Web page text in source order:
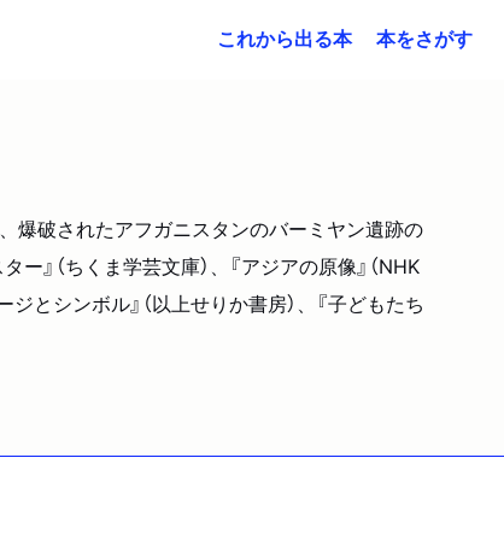
これから出る本 本をさがす
爆破されたアフガニスタンのバーミヤン遺跡の
』（ちくま学芸文庫）、『アジアの原像』（NHK
とシンボル』（以上せりか書房）、『子どもたち